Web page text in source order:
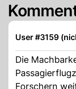
User #3159
Die
Forschern